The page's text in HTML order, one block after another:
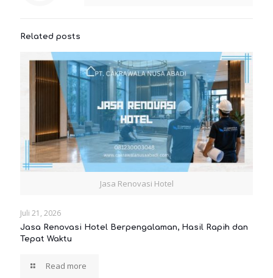
Related posts
Jasa Renovasi Hotel
Juli 21, 2026
Jasa Renovasi Hotel Berpengalaman, Hasil Rapih dan
Tepat Waktu
Read more